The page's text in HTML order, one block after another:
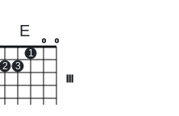
E
2 3
1
o o